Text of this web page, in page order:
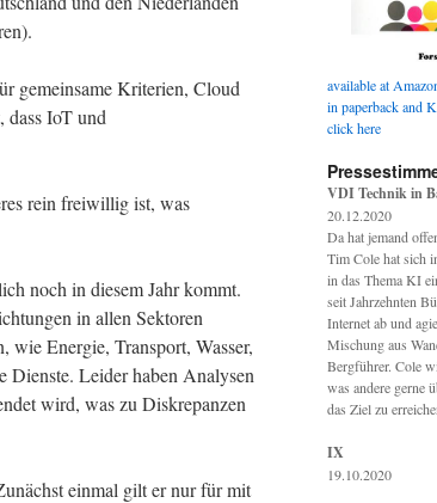
gemeinsame Kriterien, Cloud
dass IoT und
rein freiwillig ist, was
noch in diesem Jahr kommt.
in allen Sektoren
wie Energie, Transport, Wasser,
Dienste. Leider haben Analysen
wird, was zu Diskrepanzen
einmal gilt er nur für mit
available at
in paperback and
click here
VDI Technik in
20.12.2020
Da hat jemand
Tim Cole hat sich
in das Thema KI
seit Jahrzehnten
Internet ab und
Mischung aus
Bergführer. Cole
was andere gerne
das Ziel zu
IX
19.10.2020